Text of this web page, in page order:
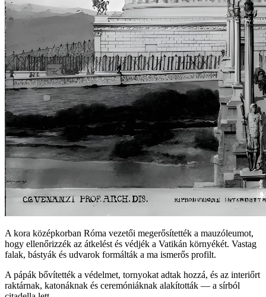
A kora középkorban Róma vezetői megerősítették a mauzóleumot,
hogy ellenőrizzék az átkelést és védjék a Vatikán környékét. Vastag
falak, bástyák és udvarok formálták a ma ismerős profilt.
A pápák bővítették a védelmet, tornyokat adtak hozzá, és az interiőrt
raktárnak, katonáknak és ceremóniáknak alakították — a sírból